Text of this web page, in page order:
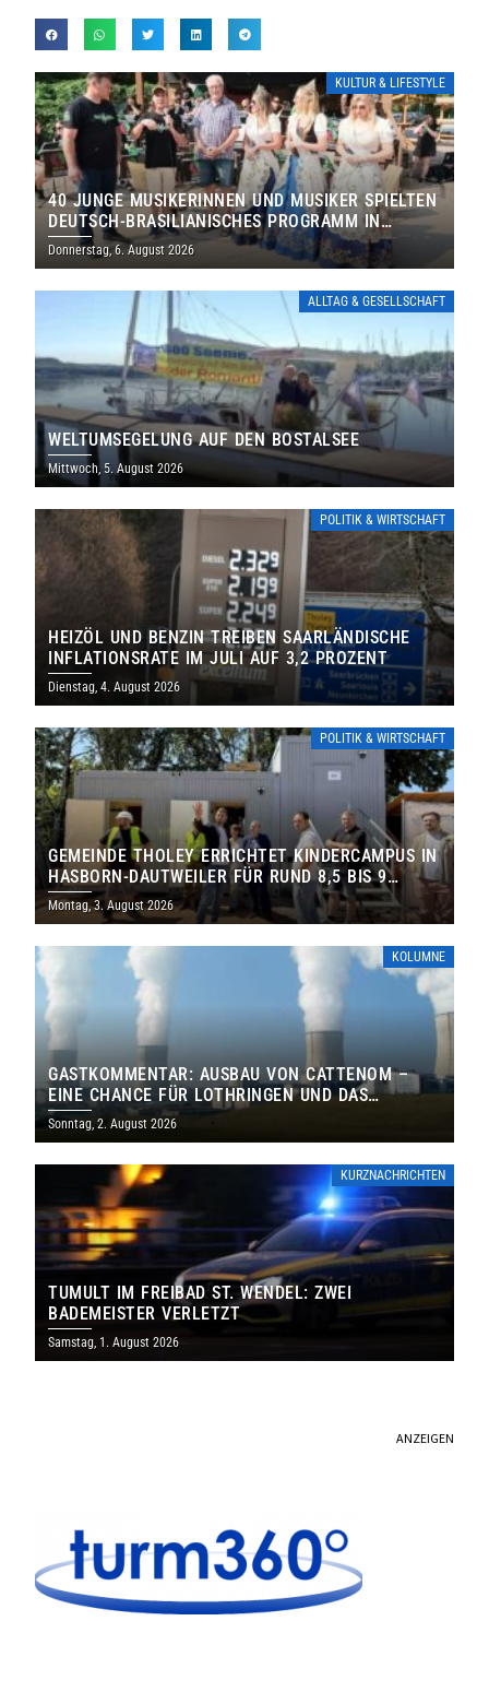
KULTUR & LIFESTYLE
40 JUNGE MUSIKERINNEN UND MUSIKER SPIELTEN
DEUTSCH-BRASILIANISCHES PROGRAMM IN
THOLEY
Donnerstag, 6. August 2026
ALLTAG & GESELLSCHAFT
WELTUMSEGELUNG AUF DEN BOSTALSEE
Mittwoch, 5. August 2026
POLITIK & WIRTSCHAFT
HEIZÖL UND BENZIN TREIBEN SAARLÄNDISCHE
INFLATIONSRATE IM JULI AUF 3,2 PROZENT
Dienstag, 4. August 2026
POLITIK & WIRTSCHAFT
GEMEINDE THOLEY ERRICHTET KINDERCAMPUS IN
HASBORN-DAUTWEILER FÜR RUND 8,5 BIS 9
MILLIONEN EURO
Montag, 3. August 2026
KOLUMNE
GASTKOMMENTAR: AUSBAU VON CATTENOM –
EINE CHANCE FÜR LOTHRINGEN UND DAS
SAARLAND
Sonntag, 2. August 2026
KURZNACHRICHTEN
TUMULT IM FREIBAD ST. WENDEL: ZWEI
BADEMEISTER VERLETZT
Samstag, 1. August 2026
ANZEIGEN